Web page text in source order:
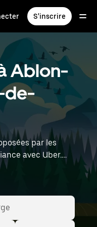
S'inscrire
Ablon-
de-
par les
avec Uber.
idéale pour
trip ou effectuer
donniez la
style, nous
votre trajet.